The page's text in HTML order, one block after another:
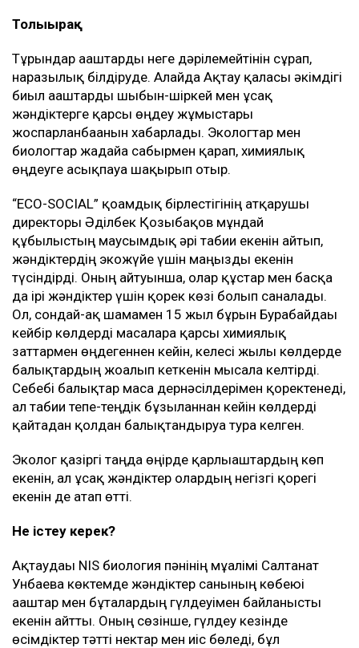
Толығырақ
Тұрғындар ағаштарды неге дәрілемейтінін сұрап,
наразылық білдіруде. Алайда Ақтау қаласы әкімдігі
биыл ағаштарды шыбын-шіркей мен ұсақ
жәндіктерге қарсы өңдеу жұмыстары
жоспарланбағанын хабарлады. Экологтар мен
биологтар жағдайға сабырмен қарап, химиялық
өңдеуге асықпауға шақырып отыр.
“ECO-SOCIAL” қоғамдық бірлестігінің атқарушы
директоры Әділбек Қозыбақов мұндай
құбылыстың маусымдық әрі табиғи екенін айтып,
жәндіктердің экожүйе үшін маңызды екенін
түсіндірді. Оның айтуынша, олар құстар мен басқа
да ірі жәндіктер үшін қорек көзі болып саналады.
Ол, сондай-ақ шамамен 15 жыл бұрын Бурабайдағы
кейбір көлдерді масаларға қарсы химиялық
заттармен өңдегеннен кейін, келесі жылы көлдерде
балықтардың жоғалып кеткенін мысалға келтірді.
Себебі балықтар маса дернәсілдерімен қоректенеді,
ал табиғи тепе-теңдік бұзылғаннан кейін көлдерді
қайтадан қолдан балықтандыруға тура келген.
Эколог қазіргі таңда өңірде қарлығаштардың көп
екенін, ал ұсақ жәндіктер олардың негізгі қорегі
екенін де атап өтті.
Не істеу керек?
Ақтаудағы NIS биология пәнінің мұғалімі Салтанат
Унбаева көктемде жәндіктер санының көбеюі
ағаштар мен бұталардың гүлдеуімен байланысты
екенін айтты. Оның сөзінше, гүлдеу кезінде
өсімдіктер тәтті нектар мен иіс бөледі, бұл